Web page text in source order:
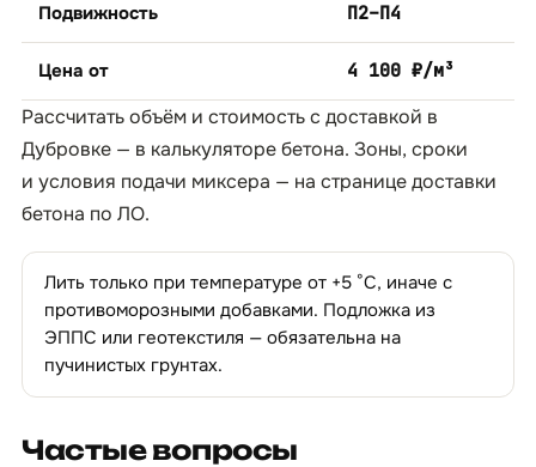
Подвижность П2–П4
Цена от 4 100 ₽/м³
Рассчитать объём и стоимость с доставкой в
Дубровке — в калькуляторе бетона. Зоны, сроки
и условия подачи миксера — на страницедоставки
бетона по ЛО.
Лить только при температуре от +5 °C, иначе с
противоморозными добавками. Подложка из
ЭППС или геотекстиля — обязательна на
пучинистых грунтах.
Частые вопросы